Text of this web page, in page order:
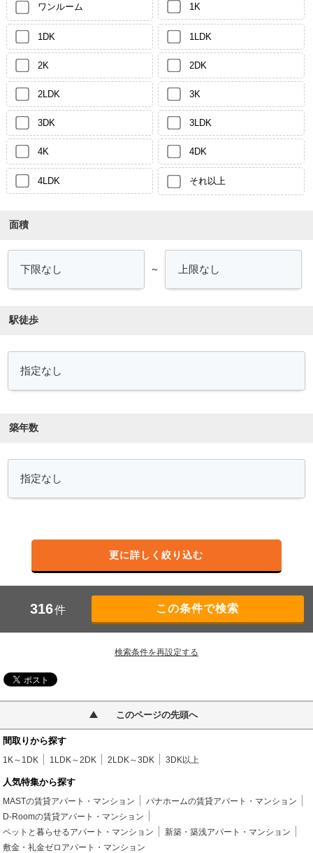
ワンルーム 1K
1DK 1LDK
2K 2DK
2LDK 3K
3DK 3LDK
4K 4DK
4LDK それ以上
面積
～
駅徒歩
築年数
更に詳しく絞り込む
316件
検索条件を再設定する
このページの先頭へ
間取りから探す
1K～1DK 1LDK～2DK 2LDK～3DK 3DK以上
人気特集から探す
MASTの賃貸アパート・マンション
パナホームの賃貸アパート・マンション
D-Roomの賃貸アパート・マンション
ペットと暮らせるアパート・マンション
新築・築浅アパート・マンション
敷金・礼金ゼロアパート・マンション